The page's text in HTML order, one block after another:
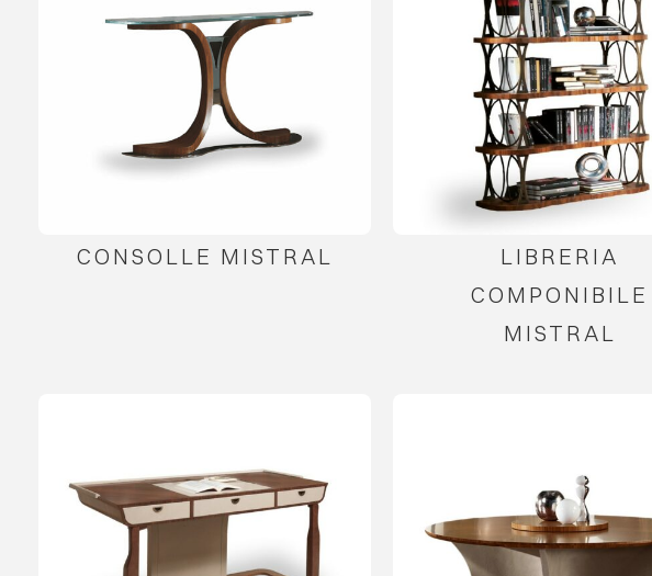
CONSOLLE MISTRAL
LIBRERIA
COMPONIBILE
MISTRAL